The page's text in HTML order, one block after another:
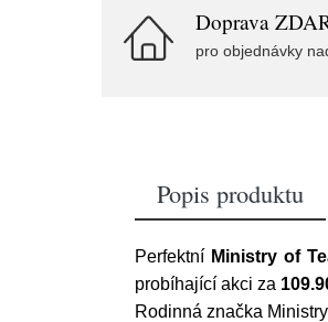
Doprava
pro objednávky
Popis produktu
Perfektní Ministry of
probíhající akci za
Rodinná značka